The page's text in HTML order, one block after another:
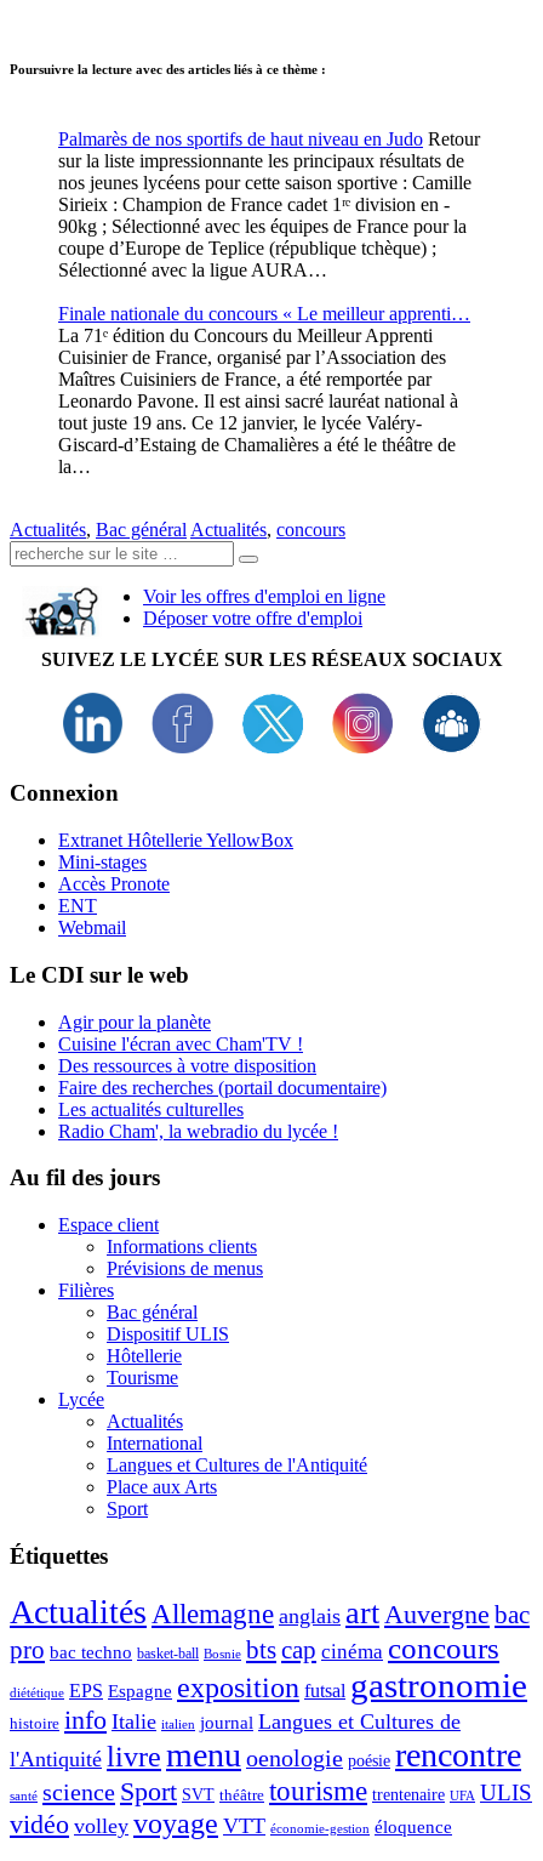
Poursuivre la lecture avec des articles liés à ce thème :
Palmarès de nos sportifs de haut niveau en Judo Retour
sur la liste impressionnante les principaux résultats de
nos jeunes lycéens pour cette saison sportive : Camille
Sirieix : Champion de France cadet 1ʳᵉ division en -
90kg ; Sélectionné avec les équipes de France pour la
coupe d’Europe de Teplice (république tchèque) ;
Sélectionné avec la ligue AURA…
Finale nationale du concours « Le meilleur apprenti…
La 71ᵉ édition du Concours du Meilleur Apprenti
Cuisinier de France, organisé par l’Association des
Maîtres Cuisiniers de France, a été remportée par
Leonardo Pavone. Il est ainsi sacré lauréat national à
tout juste 19 ans. Ce 12 janvier, le lycée Valéry-
Giscard-d’Estaing de Chamalières a été le théâtre de
la…
Actualités, Bac général Actualités, concours
Recherche:
Voir les offres d'emploi en ligne
Déposer votre offre d'emploi
SUIVEZ LE LYCÉE SUR LES RÉSEAUX SOCIAUX
Connexion
Extranet Hôtellerie YellowBox
Mini-stages
Accès Pronote
ENT
Webmail
Le CDI sur le web
Agir pour la planète
Cuisine l'écran avec Cham'TV !
Des ressources à votre disposition
Faire des recherches (portail documentaire)
Les actualités culturelles
Radio Cham', la webradio du lycée !
Au fil des jours
Espace client
Informations clients
Prévisions de menus
Filières
Bac général
Dispositif ULIS
Hôtellerie
Tourisme
Lycée
Actualités
International
Langues et Cultures de l'Antiquité
Place aux Arts
Sport
Étiquettes
Actualités Allemagne anglais art Auvergne bac
pro bac techno basket-ball Bosnie btscap cinéma concours
diététique EPS Espagne exposition futsal gastronomie
histoire info Italie italien journal Langues et Cultures de
l'Antiquité livremenu oenologie poésie rencontre
santé science Sport SVT théâtre tourisme trentenaire UFA ULIS
vidéo volley voyage VTT économie-gestion éloquence